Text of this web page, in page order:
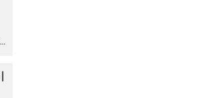
stichting philadelphia zorg, den haag